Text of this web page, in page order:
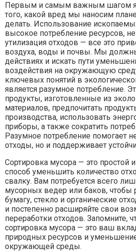
Первым и самым важным шагом
того, какой вред мы наносим
делать. Использование
высокое потребление ресурсов,
утилизация отходов — все это
воздуха, воды и почвы. Мы
действиях и искать пути
воздействия на окружающую
ключевых понятий в
является разумное потребление.
продукты, изготовленные из
материалов, предпочитать
производства, использовать
приборы, а также сократить
Разумное потребление помогает
отходы, но и поддерживает
Сортировка мусора — это простой
способ уменьшить количество
свалку. Вам потребуется всего
мусорных ведер или баков, чтобы
бумагу, стекло и органические
и постепенно расширяйте свои
переработки отходов. Запомните,
сортировка мусора — это ваш
природных ресурсов и
окружающей среды.